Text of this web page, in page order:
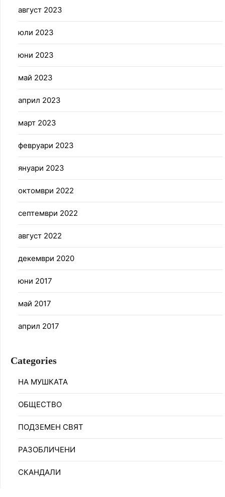
август 2023
юли 2023
юни 2023
май 2023
април 2023
март 2023
февруари 2023
януари 2023
октомври 2022
септември 2022
август 2022
декември 2020
юни 2017
май 2017
април 2017
Categories
НА МУШКАТА
ОБЩЕСТВО
ПОДЗЕМЕН СВЯТ
РАЗОБЛИЧЕНИ
СКАНДАЛИ